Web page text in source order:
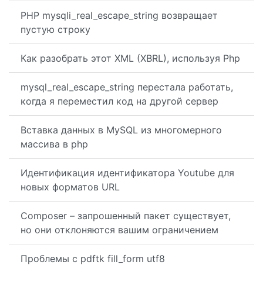
PHP mysqli_real_escape_string возвращает
пустую строку
Как разобрать этот XML (XBRL), используя Php
mysql_real_escape_string перестала работать,
когда я переместил код на другой сервер
Вставка данных в MySQL из многомерного
массива в php
Идентификация идентификатора Youtube для
новых форматов URL
Composer – запрошенный пакет существует,
но они отклоняются вашим ограничением
Проблемы с pdftk fill_form utf8